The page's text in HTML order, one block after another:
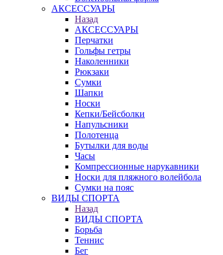
АКСЕССУАРЫ
Назад
АКСЕССУАРЫ
Перчатки
Гольфы гетры
Наколенники
Рюкзаки
Сумки
Шапки
Носки
Кепки/Бейсболки
Напульсники
Полотенца
Бутылки для воды
Часы
Компрессионные нарукавники
Носки для пляжного волейбола
Сумки на пояс
ВИДЫ СПОРТА
Назад
ВИДЫ СПОРТА
Борьба
Теннис
Бег